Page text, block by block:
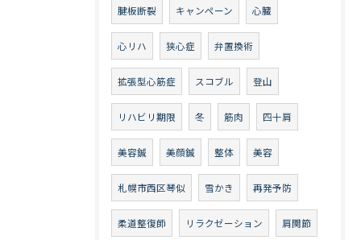
腱板断裂 キャンペーン 心臓
心リハ 狭心症 弁置換術
拡張型心筋症 スコブル 登山
リハビリ期限 冬 筋肉 四十肩
美容鍼 美顔鍼 整体 美容
札幌市西区琴似 雪かき 再発予防
柔道整復師 リラクゼーション 肩関節